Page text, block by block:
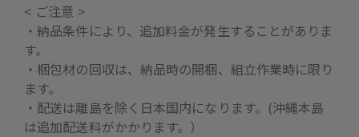
< ご注意 >
・納品条件により、追加料金が発生することがありま
す。
・梱包材の回収は、納品時の開梱、組立作業時に限り
ます。
・配送は離島を除く日本国内になります。(沖縄本島
は追加配送料がかかります。）